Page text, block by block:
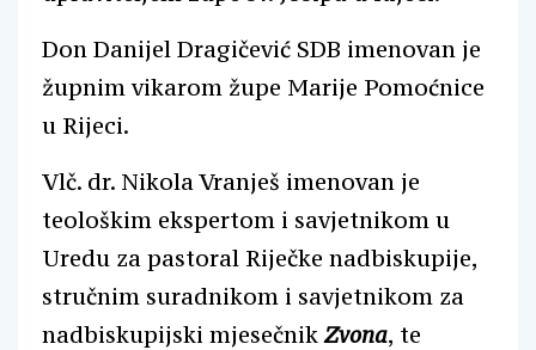
Don Danijel Dragičević SDB imenovan je
župnim vikarom župe Marije Pomoćnice
u Rijeci.
Vlč. dr. Nikola Vranješ imenovan je
teološkim ekspertom i savjetnikom u
Uredu za pastoral Riječke nadbiskupije,
stručnim suradnikom i savjetnikom za
nadbiskupijski mjesečnik Zvona, te